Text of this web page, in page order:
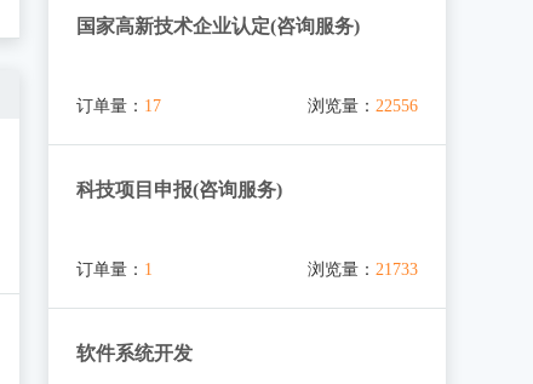
国家高新技术企业认定(咨询服务)
订单量： 17 浏览量： 22556
科技项目申报(咨询服务)
订单量： 1 浏览量： 21733
软件系统开发